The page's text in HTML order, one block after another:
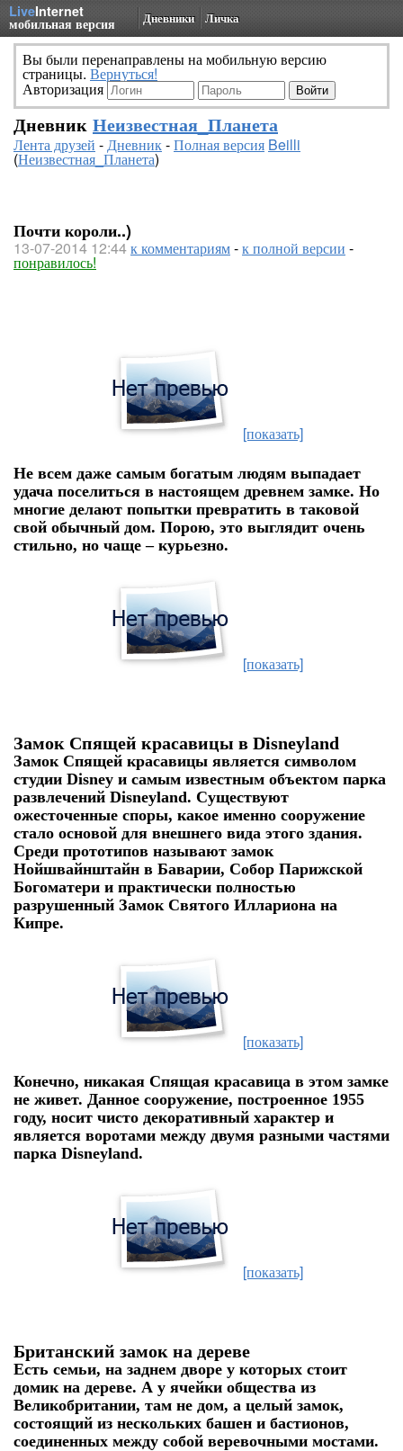
LiveInternet
мобильная версия Дневники Личка
Вы были перенаправлены на мобильную версию
страницы. Вернуться!
Авторизация
Дневник Неизвестная_Планета
Лента друзей -Дневник-Полная версия Beilli
(Неизвестная_Планета)
Почти короли..)
13-07-2014 12:44к комментариям-к полной версии -
понравилось!
[показать]
Не всем даже самым богатым людям выпадает
удача поселиться в настоящем древнем замке. Но
многие делают попытки превратить в таковой
свой обычный дом. Порою, это выглядит очень
стильно, но чаще – курьезно.
[показать]
Замок Спящей красавицы в Disneyland
Замок Спящей красавицы является символом
студии Disney и самым известным объектом парка
развлечений Disneyland. Существуют
ожесточенные споры, какое именно сооружение
стало основой для внешнего вида этого здания.
Среди прототипов называют замок
Нойшвайнштайн в Баварии, Собор Парижской
Богоматери и практически полностью
разрушенный Замок Святого Иллариона на
Кипре.
[показать]
Конечно, никакая Спящая красавица в этом замке
не живет. Данное сооружение, построенное 1955
году, носит чисто декоративный характер и
является воротами между двумя разными частями
парка Disneyland.
[показать]
Британский замок на дереве
Есть семьи, на заднем дворе у которых стоит
домик на дереве. А у ячейки общества из
Великобритании, там не дом, а целый замок,
состоящий из нескольких башен и бастионов,
соединенных между собой веревочными мостами.